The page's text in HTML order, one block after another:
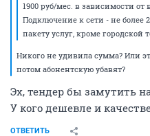
1900 руб/мес. в зависимости от
Подключение к сети - не более
пакету услуг, кроме городской
Никого не удивила сумма? Или
потом абонентскую убавят?
Эх, тендер бы замутить
У кого дешевле и
ОТВЕТИТЬ